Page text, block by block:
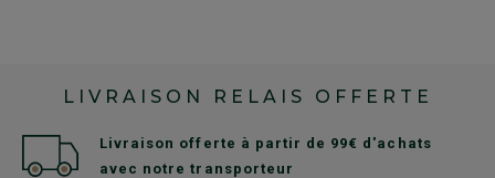
LIVRAISON RELAIS OFFERTE
Livraison offerte à partir de 99€ d'achats
avec notre transporteur